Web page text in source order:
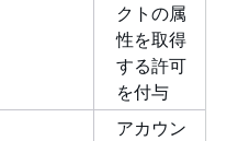
クトの属
性を取得
する許可
を付与
アカウン